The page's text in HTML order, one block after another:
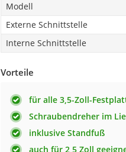
Modell
Externe Schnittstelle
Interne Schnittstelle
Vorteile
für alle 3,5-Zoll-
Schraubendreher im
inklusive Standfuß
auch für 2,5 Zoll